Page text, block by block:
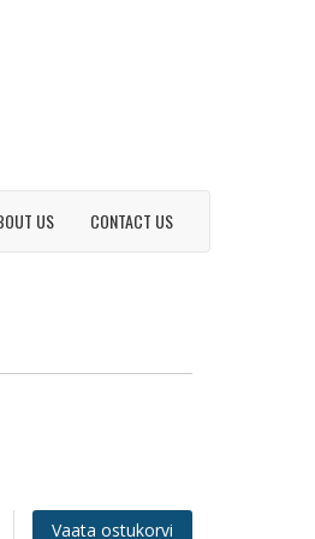
US CONTACT US
Vaata ostukorvi